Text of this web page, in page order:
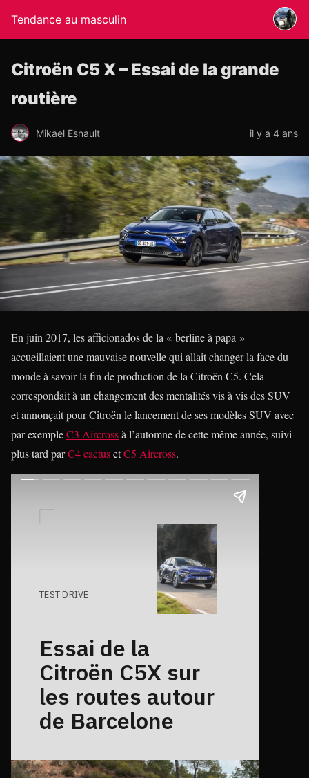
Tendance au masculin
Citroën C5 X – Essai de la grande
routière
Mikael Esnault il y a 4 ans
En juin 2017, les afficionados de la « berline à papa »
accueillaient une mauvaise nouvelle qui allait changer la face du
monde à savoir la fin de production de la Citroën C5. Cela
correspondait à un changement des mentalités vis à vis des SUV
et annonçait pour Citroën le lancement de ses modèles SUV avec
par exempleC3 Aircrossà l’automne de cette même année, suivi
plus tard parC4 cactusetC5 Aircross.